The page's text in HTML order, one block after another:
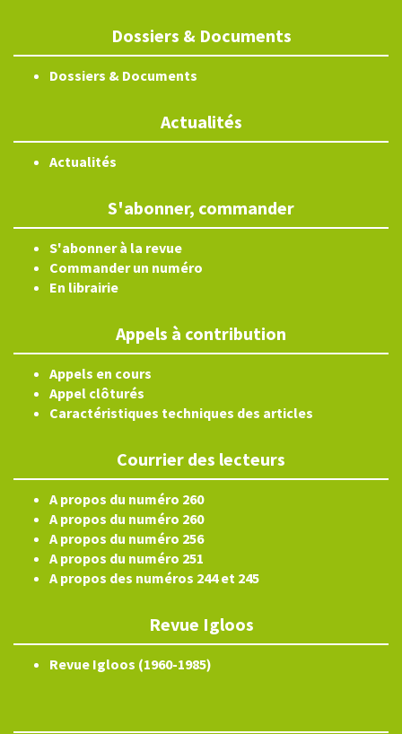
Dossiers & Documents
Dossiers & Documents
Actualités
Actualités
S'abonner, commander
S'abonner à la revue
Commander un numéro
En librairie
Appels à contribution
Appels en cours
Appel clôturés
Caractéristiques techniques des articles
Courrier des lecteurs
A propos du numéro 260
A propos du numéro 260
A propos du numéro 256
A propos du numéro 251
A propos des numéros 244 et 245
Revue Igloos
Revue Igloos (1960-1985)